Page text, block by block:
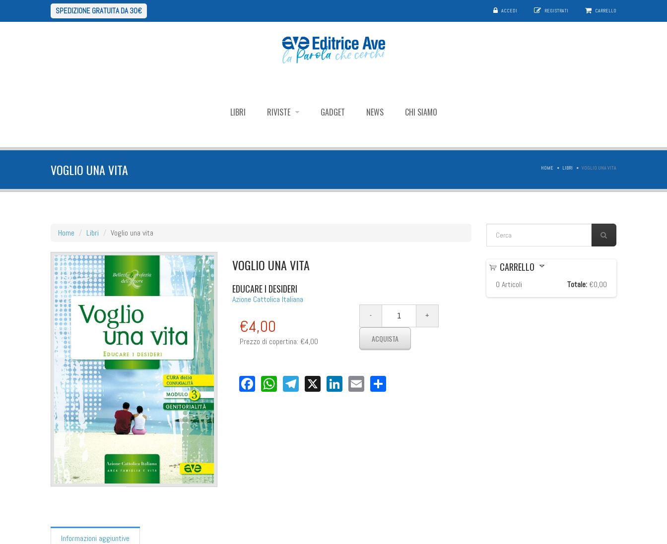
SPEDIZIONE GRATUITA DA 30€ ACCEDI REGISTRATI CARRELLO
LIBRI RIVISTE GADGET NEWS CHI SIAMO
VOGLIO UNA VITA HOME LIBRI VOGLIO UNA VITA
Home Libri Voglio una vita FORM DI RICERCA
VOGLIO UNA VITA
EDUCARE I DESIDERI
Azione Cattolica Italiana
€4,00
Prezzo di copertina: €4,00
Facebook
WhatsApp
Telegram
X LinkedIn
EmailShare
Informazioni aggiuntive
CARRELLO
0 Articoli Totale: €0,00